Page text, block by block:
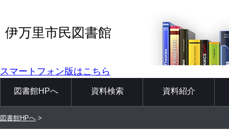
伊万里市民図書館
スマートフォン版はこちら
図書館HPへ 資料検索 資料紹介
図書館HPへ >